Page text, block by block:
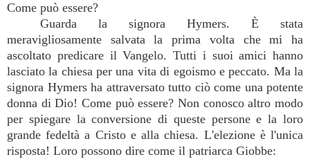
Come può essere?
Guarda la signora Hymers. È stata
meravigliosamente salvata la prima volta che mi ha
ascoltato predicare il Vangelo. Tutti i suoi amici hanno
lasciato la chiesa per una vita di egoismo e peccato. Ma la
signora Hymers ha attraversato tutto ciò come una potente
donna di Dio! Come può essere? Non conosco altro modo
per spiegare la conversione di queste persone e la loro
grande fedeltà a Cristo e alla chiesa. L'elezione è l'unica
risposta! Loro possono dire come il patriarca Giobbe: